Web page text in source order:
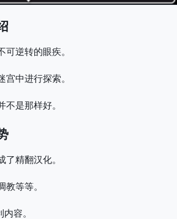
逆转的眼疾。
中进行探索。
是那样好。
精翻汉化。
等等。
容。